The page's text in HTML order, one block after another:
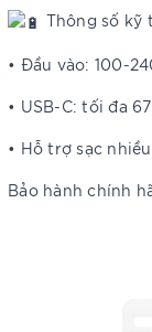
Thông số kỹ
• Đầu vào: 100-
• USB-C: tối đa
• Hỗ trợ sạc
Bảo hành chính